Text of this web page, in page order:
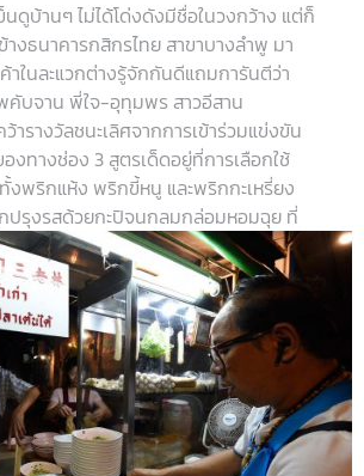
นดูบ้านๆ ไม่ได้โด่งดังมีชื่อในวงกว้าง แต่ก็
งธนาคารกสิกรไทย สาขาบางลำพู มา
าในละแวกต่างรู้จักกันดีแถมการันตีว่า
บจาน พี่ใจ-อุทุมพร สาวอีสาน
ารางวัลชนะเลิศจากการเข้าร่วมแข่งขัน
งทางช่อง 3 สูตรเด็ดอยู่ที่การเลือกใช้
พริกแห้ง พริกขี้หนู และพริกกะเหรี่ยง
ปรุงรสด้วยกะปิจนกลมกล่อมหอมฉุย ที่
ไม่ว่าจะถูกจะแพงพี่ใจก็ใช้มะนาวสดเท่านั้น
ำผลไม้ ตำข้าวโพดไข่เค็ม ตำปลาร้าหมูยอ
ว่าจะสั่งตำอะไร